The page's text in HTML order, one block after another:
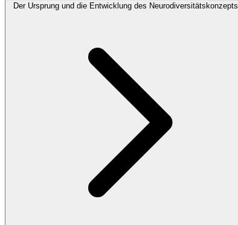
Der Ursprung und die Entwicklung des Neurodiversitätskonzepts